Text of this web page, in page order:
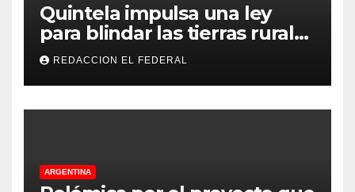
Quintela impulsa una ley
para blindar las tierras rurales
de La Rioja: cuáles son los
principales puntos
REDACCION EL FEDERAL
ARGENTINA